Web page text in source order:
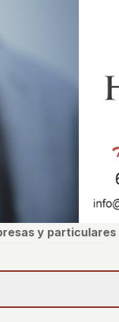
y particulares